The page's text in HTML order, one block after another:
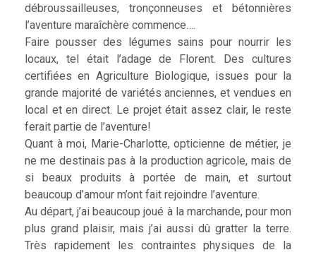
débroussailleuses, tronçonneuses et bétonnières
l’aventure maraîchère commence….
Faire pousser des légumes sains pour nourrir les
locaux, tel était l’adage de Florent. Des cultures
certifiées en Agriculture Biologique, issues pour la
grande majorité de variétés anciennes, et vendues en
local et en direct. Le projet était assez clair, le reste
ferait partie de l’aventure!
Quant à moi, Marie-Charlotte, opticienne de métier, je
ne me destinais pas à la production agricole, mais de
si beaux produits à portée de main, et surtout
beaucoup d’amour m’ont fait rejoindre l’aventure.
Au départ, j’ai beaucoup joué à la marchande, pour mon
plus grand plaisir, mais j’ai aussi dû gratter la terre.
Très rapidement les contraintes physiques de la